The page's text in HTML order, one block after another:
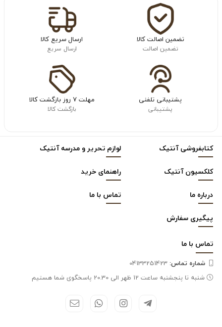
تضمین اصالت کالا
تضمین اصالت
ارسال سریع کالا
ارسال سریع
پشتیبانی تلفنی
پشتیبانی
مهلت ۷ روز بازگشت کالا
بازگشت کالا
کتابفروشی آنتیک
لوازم تحریر و مدرسه آنتیک
کلکسیون آنتیک
راهنمای خرید
درباره ما
تماس با ما
پیگیری سفارش
تماس با ما
شماره تماس‌:
شنبه تا پنجشنبه ساعت 12 ظهر الی 20.30 پاسخگوی شما هستیم